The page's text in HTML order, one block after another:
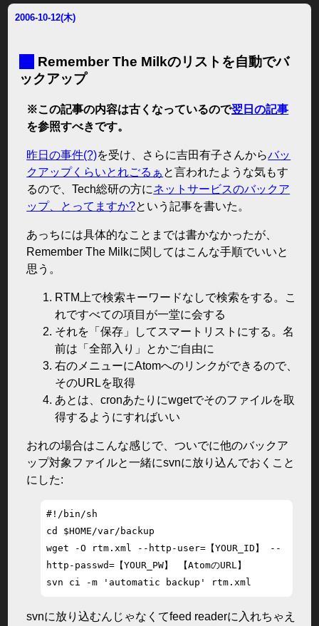
2006-10-12(木)
Remember The Milkのリストを自動でバ
ックアップ
※この記事の内容は古くなっているので翌日の記事
を参照すべきです。
昨日の事件(?)を受け、さらに吉田有子さんからバッ
クアップくらいとれごるぁ と言われたような気もす
るので、Tech総研の方にネットサービスのバックア
ップ、とってますか?という記事を書いた。
あっちには具体的なことまでは書かなかったが、
Remember The Milkに関してはこんな手順でいいと
思う。
RTM上で検索キーワードなしで検索をする。こ
れですべての項目が一堂に会する
それを「保存」してスマートリストにする。名
前は「全部入り」とかご自由に
右のメニューにAtomへのリンクができるので、
そのURLを取得
あとは、cronあたりにwgetでそのファイルを取
得するようにすればいい
おれの場合はこんな感じで、ついでに他のバックア
ップ対象ファイルと一緒にsvnに放り込んでおくこと
にした:
#!/bin/sh
cd $HOME/var/backup
wget -O rtm.xml --http-user=【YOUR_ID】 --
http-passwd=【YOUR_PW】 【AtomのURL】
svn ci -m 'automatic backup' rtm.xml
svnに放り込むんじゃなくてfeed readerに入れちゃえ